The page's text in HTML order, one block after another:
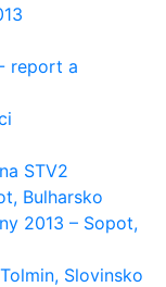
report a
STV2
Bulharsko
2013 – Sopot,
Slovinsko